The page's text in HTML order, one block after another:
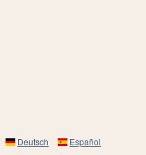
Deutsch Español